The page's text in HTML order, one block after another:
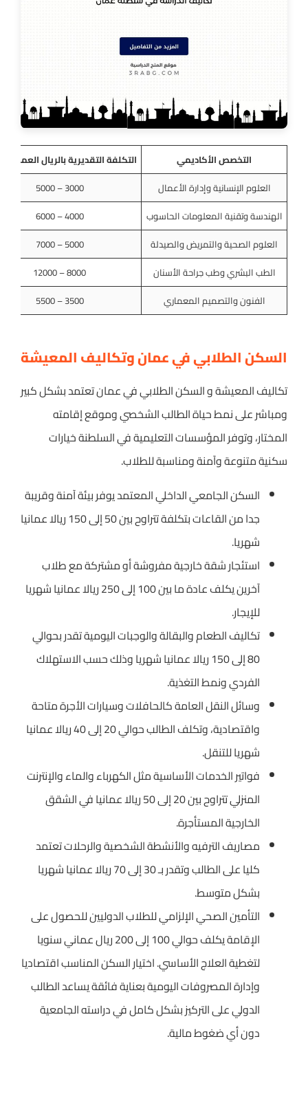
التخصص الأكاديمي
التكلفة التقديرية بالريال العماني
العلوم الإنسانية وإدارة الأعمال
3000 – 5000
الهندسة وتقنية المعلومات الحاسوب
4000 – 6000
العلوم الصحية والتمريض والصيدلة
5000 – 7000
الطب البشري وطب جراحة الأسنان
8000 – 12000
الفنون والتصميم المعماري
3500 – 5500
السكن الطلابي في عمان وتكاليف المعيشة
تكاليف المعيشة و السكن الطلابي في عمان تعتمد بشكل كبير
ومباشر على نمط حياة الطالب الشخصي وموقع إقامته
المختار، وتوفر المؤسسات التعليمية في السلطنة خيارات
سكنية متنوعة وآمنة ومناسبة للطلاب.
السكن الجامعي الداخلي المعتمد يوفر بيئة آمنة وقريبة
جدا من القاعات بتكلفة تتراوح بين 50 إلى 150 ريالا عمانيا
شهريا.
استئجار شقة خارجية مفروشة أو مشتركة مع طلاب
آخرين يكلف عادة ما بين 100 إلى 250 ريالا عمانيا شهريا
للإيجار.
تكاليف الطعام والبقالة والوجبات اليومية تقدر بحوالي
80 إلى 150 ريالا عمانيا شهريا وذلك حسب الاستهلاك
الفردي ونمط التغذية.
وسائل النقل العامة كالحافلات وسيارات الأجرة متاحة
واقتصادية، وتكلف الطالب حوالي 20 إلى 40 ريالا عمانيا
شهريا للتنقل.
فواتير الخدمات الأساسية مثل الكهرباء والماء والإنترنت
المنزلي تتراوح بين 20 إلى 50 ريالا عمانيا في الشقق
الخارجية المستأجرة.
مصاريف الترفيه والأنشطة الشخصية والرحلات تعتمد
كليا على الطالب وتقدر بـ 30 إلى 70 ريالا عمانيا شهريا
بشكل متوسط.
التأمين الصحي الإلزامي للطلاب الدوليين للحصول على
الإقامة يكلف حوالي 100 إلى 200 ريال عماني سنويا
لتغطية العلاج الأساسي. اختيار السكن المناسب اقتصاديا
وإدارة المصروفات اليومية بعناية فائقة يساعد الطالب
الدولي على التركيز بشكل كامل في دراسته الجامعية
دون أي ضغوط مالية.